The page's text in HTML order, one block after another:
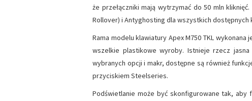
że przełączniki mają wytrzymać do 50 mln
Rollover) i Antyghosting dla wszystkich dostępnych
Rama modelu klawiatury Apex M750 TKL
wszelkie plastikowe wyroby. Istnieje rzecz
wybranych opcji i makr, dostępne są również
przyciskiem Steelseries.
Podświetlanie może być skonfigurowane tak, aby